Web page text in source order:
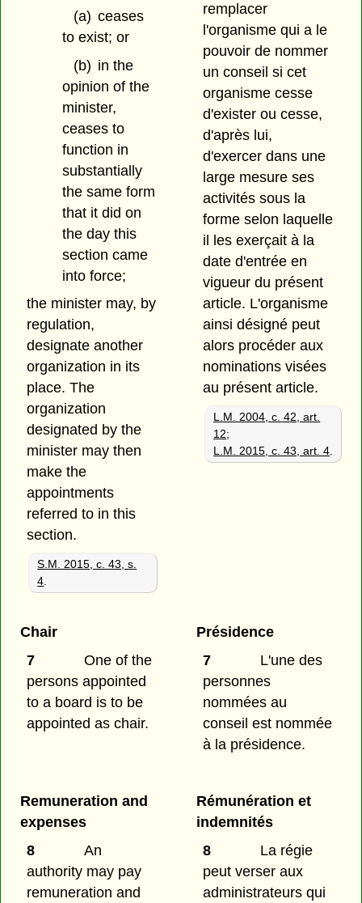
(a) ceases
to exist; or
(b) in the
opinion of the
minister,
ceases to
function in
substantially
the same form
that it did on
the day this
section came
into force;
the minister may, by
regulation,
designate another
organization in its
place. The
organization
designated by the
minister may then
make the
appointments
referred to in this
section.
S.M. 2015, c. 43, s.
4.
remplacer
l'organisme qui a le
pouvoir de nommer
un conseil si cet
organisme cesse
d'exister ou cesse,
d'après lui,
d'exercer dans une
large mesure ses
activités sous la
forme selon laquelle
il les exerçait à la
date d'entrée en
vigueur du présent
article. L'organisme
ainsi désigné peut
alors procéder aux
nominations visées
au présent article.
L.M. 2004, c. 42, art.
12;
L.M. 2015, c. 43, art. 4
Chair
7
One of the
persons appointed
to a board is to be
appointed as chair.
Présidence
7
L'une des
personnes
nommées au
conseil est nommée
à la présidence.
Remuneration and
expenses
8
An
authority may pay
remuneration and
Rémunération et
indemnités
8
La régie
peut verser aux
administrateurs qui